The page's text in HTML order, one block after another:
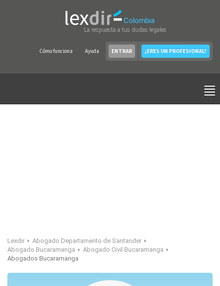
Colombia
La respuesta a tus dudas legales
Cómo funciona Ayuda ENTRAR ¿ERES UN PROFESIONAL?
Lexdir
Abogado Departamento de Santander
Abogado Bucaramanga
Abogado Civil Bucaramanga
Abogados Bucaramanga